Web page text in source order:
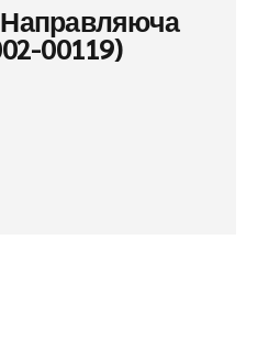
Направляюча
00119)